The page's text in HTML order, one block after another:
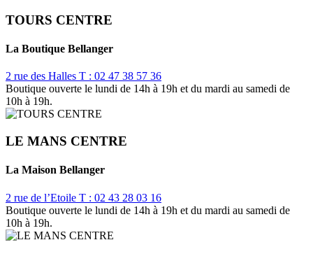
TOURS CENTRE
La Boutique Bellanger
2 rue des Halles T : 02 47 38 57 36
Boutique ouverte le lundi de 14h à 19h et du mardi au samedi de
10h à 19h.
LE MANS CENTRE
La Maison Bellanger
2 rue de l’Etoile T : 02 43 28 03 16
Boutique ouverte le lundi de 14h à 19h et du mardi au samedi de
10h à 19h.